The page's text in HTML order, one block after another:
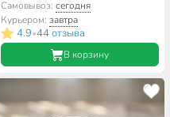
Daniks, 7435
Самовывоз: сегодня
Курьером: завтра
4.9•44 отзыва
В корзину